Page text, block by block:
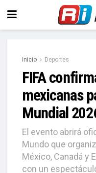
Inicio Deportes
FIFA
mexicanas
Mundial
El evento abrirá
Mundo que
México, Canadá y
con un